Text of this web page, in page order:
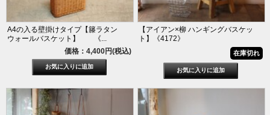
A4の入る壁掛けタイプ【籐ラタン
ウォールバスケット】 《...
価格：4,400円(税込)
【アイアン×柳 ハンギングバスケッ
ト】《4172》
在庫切れ